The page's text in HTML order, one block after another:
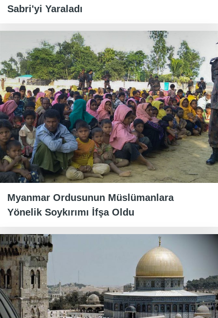
Sabri'yi Yaraladı
Myanmar Ordusunun Müslümanlara
Yönelik Soykırımı İfşa Oldu